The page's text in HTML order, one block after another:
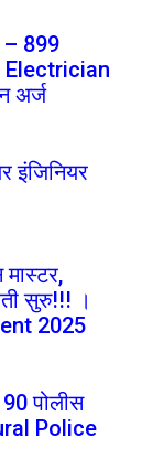
– 899
Electrician
अर्ज
इंजिनियर
सुरु!!! ।
2025
90 पोलीस
Police